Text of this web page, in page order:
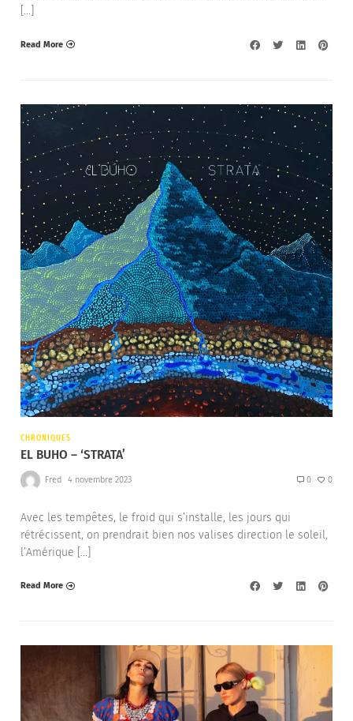
[…]
Read More
CHRONIQUES
EL BUHO – ‘STRATA’
Fred 4 novembre 2023 0 0
Avec les tempêtes, le froid qui s’installe, les jours qui
rétrécissent, on prendrait bien nos valises direction le soleil,
l’Amérique […]
Read More